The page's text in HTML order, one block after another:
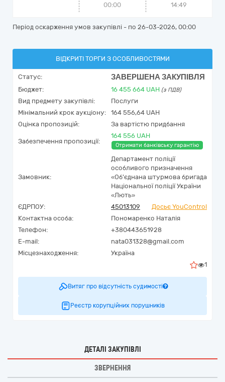
00:00
14:49
Період оскарження умов закупівлі - по 26-03-2026, 00:00
ВІДКРИТІ ТОРГИ З ОСОБЛИВОСТЯМИ
Статус: ЗАВЕРШЕНА ЗАКУПІВЛЯ
Бюджет: 16 455 664 UAH (з ПДВ)
Вид предмету закупівлі:
Послуги
Мінімальний крок аукціону:
164 556,64 UAH
Оцінка пропозицій:
За вартістю придбання
Забезпечення пропозиції:
164 556 UAH
Отримати банківську гарантію
Замовник:
Департамент поліції
особливого призначення
«Об'єднана штурмова бригада
Національної поліції України
«Лють»
ЄДРПОУ:
45013109
Досьє YouControl
Контактна особа:
Пономаренко Наталія
Телефон:
+380443651928
E-mail:
nata031328@gmail.com
Місцезнаходження:
Україна
1
Витяг про відсутність судимості
Реєстр корупційних порушників
ДЕТАЛІ ЗАКУПІВЛІ
ЗВЕРНЕННЯ